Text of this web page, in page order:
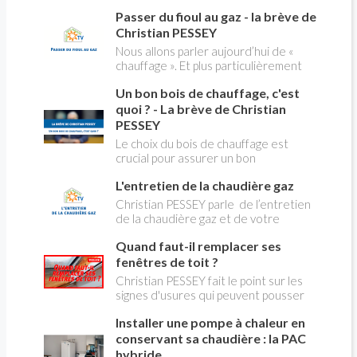
creuses" qui concerne près de 15
millions de Français !
panique, on fait le point dans notre
flash news n°3 spéciale Amiante et
ses dangers avec Christian Pessey
Passer du fioul au gaz - la brève de
Christian PESSEY
Nous allons parler aujourd’hui de «
chauffage ». Et plus particulièrement
aborder l’abandon du fioul au profit du
gaz.
Un bon bois de chauffage, c'est
quoi ? - La brève de Christian
PESSEY
Le choix du bois de chauffage est
crucial pour assurer un bon
l'impact environnemental. Mais
comment reconnaître un bois de
qualité ? Plusieurs critères entrent en
jeu : le type d'essence, le taux
d'humidité, la densité et la saison de
coupe.
L'entretien de la chaudière gaz
Christian PESSEY parle de l’entretien
de la chaudière gaz et de votre
avez un système par radiateurs ou un
plancher chauffant, qui sont alimentés
par une chaudière au gaz, vous devez
faire entretenir celle-ci une fois par
an, que vous soyez locataire ou
propriétaire occupant. C’est la même
chose pour un chauffe-bains au gaz.
C’est une obligation légale. Si vous ne
Quand faut-il remplacer ses
fenêtres de toit ?
Christian PESSEY fait le point sur les
signes d'usures qui peuvent pousser
toit. En remplaçant vos fenêtre de toit
vous ferez des économies de
chauffage et vous améliorerez le
Installer une pompe à chaleur en
conservant sa chaudière : la PAC
hybride